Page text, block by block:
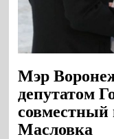
Мэр
депутатом
совместный
Масловка